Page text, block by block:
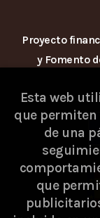
Proyecto
y Fomento
Esta web
que permiten
de una
que